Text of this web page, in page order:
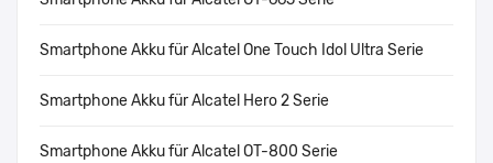
Smartphone Akku für Alcatel One Touch Idol Ultra Serie
Smartphone Akku für Alcatel Hero 2 Serie
Smartphone Akku für Alcatel OT-800 Serie